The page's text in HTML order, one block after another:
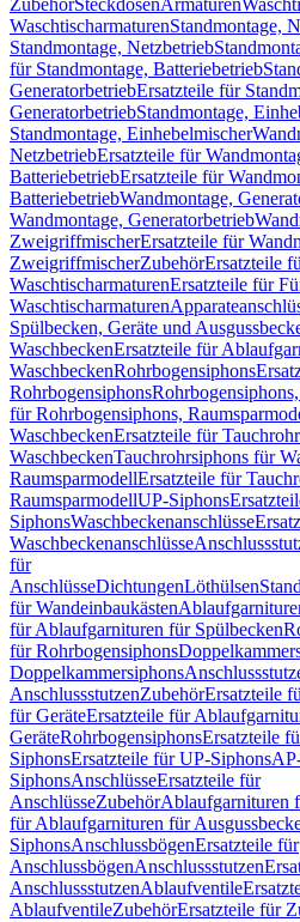
ZubehörSteckdosenArmaturen
WaschtischarmaturenStandmontage,
Standmontage, Netzbetrieb
für Standmontage, Batteriebetrieb
GeneratorbetriebErsatzteile für
GeneratorbetriebStandmontage,
Standmontage, Einhebelmischer
NetzbetriebErsatzteile für
BatteriebetriebErsatzteile für
BatteriebetriebWandmontage,
Wandmontage, Generatorbetrieb
ZweigriffmischerErsatzteile für
ZweigriffmischerZubehörErsatzteile
WaschtischarmaturenErsatzteile für
Waschtischarmaturen
Spülbecken, Geräte und
WaschbeckenErsatzteile für
WaschbeckenRohrbogensiphons
Rohrbogensiphons
für Rohrbogensiphons,
WaschbeckenErsatzteile für
WaschbeckenTauchrohrsiphons für
RaumsparmodellErsatzteile für
RaumsparmodellUP-Siphons
SiphonsWaschbeckenanschlüsse
Waschbeckenanschlüsse
für
AnschlüsseDichtungenLöthülsen
für Wandeinbaukästen
für Ablaufgarnituren für Spülbecken
für Rohrbogensiphons
Doppelkammersiphons
AnschlussstutzenZubehörErsatzteile
für GeräteErsatzteile für
GeräteRohrbogensiphonsErsatzteile
SiphonsErsatzteile für UP-Siphons
SiphonsAnschlüsseErsatzteile für
AnschlüsseZubehörAblaufgarnituren
für Ablaufgarnituren für
SiphonsAnschlussbögenErsatzteile für
AnschlussbögenAnschlussstutzen
AnschlussstutzenAblaufventile
AblaufventileZubehörErsatzteile für